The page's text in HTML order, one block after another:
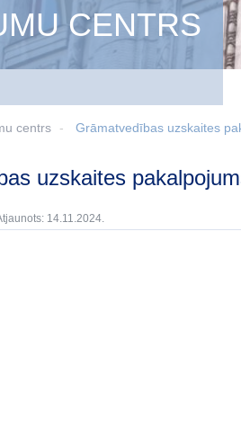
CENTRS
centrs Grāmatvedības uzskaites
uzskaites
14.11.2024.